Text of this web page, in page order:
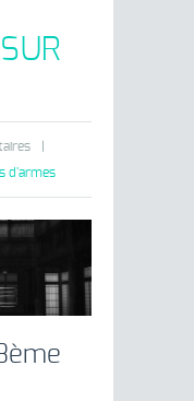
d'armes